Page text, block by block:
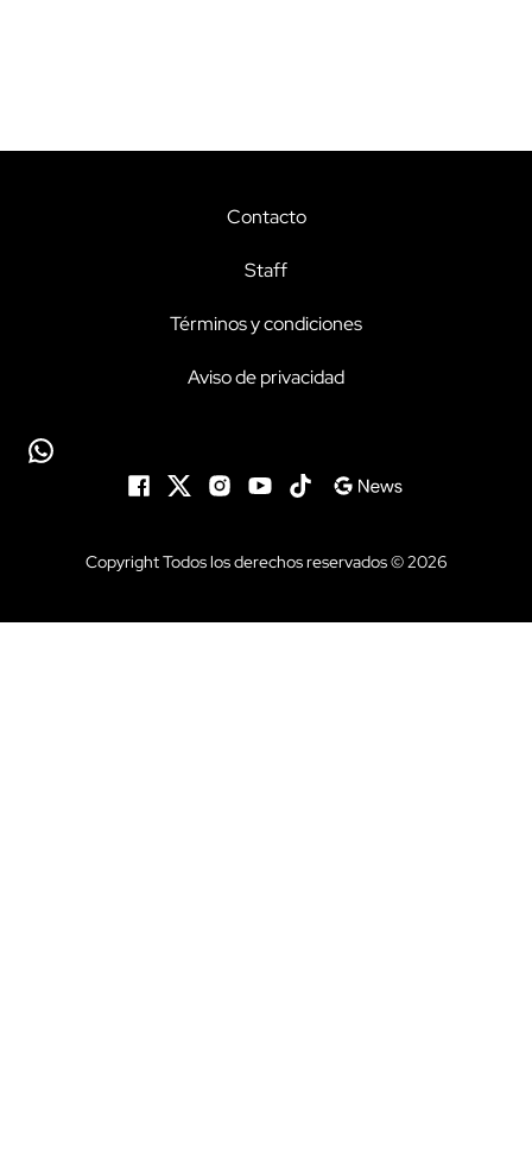
Contacto
Staff
Términos y condiciones
Aviso de privacidad
Copyright Todos los derechos reservados © 2026